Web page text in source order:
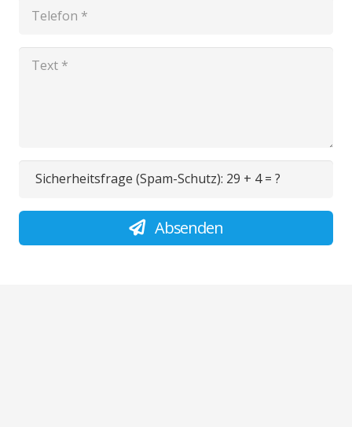
Sicherheitsfrage (Spam-Schutz): 29 + 4 = ?
Absenden